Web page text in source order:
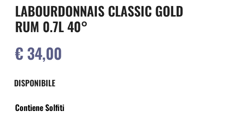
LABOURDONNAIS CLASSIC GOLD
RUM 0.7L 40°
€ 34,00
DISPONIBILE
Contiene Solfiti